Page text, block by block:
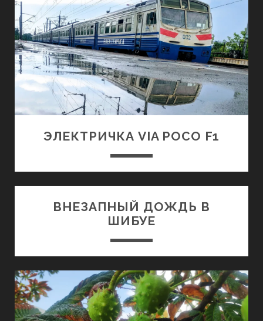
ЭЛЕКТРИЧКА VIA POCO F1
ВНЕЗАПНЫЙ ДОЖДЬ В
ШИБУЕ